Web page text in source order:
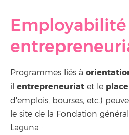
Programmes liés à
il entrepreneuriat et le
d'emplois, bourses, etc.)
le site de la Fondation
Laguna :